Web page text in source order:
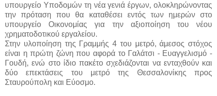
υπουργείο Υποδομών τη νέα γενιά έργων, ολοκληρώνοντας
την πρόταση που θα καταθέσει εντός των ημερών στο
υπουργείο Οικονομίας για την αξιοποίηση του νέου
χρηματοδοτικού εργαλείου.
Στην υλοποίηση της Γραμμής 4 του μετρό, άμεσος στόχος
είναι η πρώτη ζώνη που αφορά το Γαλάτσι - Ευαγγελισμό -
Γουδή, ενώ στο ίδιο πακέτο σχεδιάζονται να ενταχθούν και
δύο επεκτάσεις του μετρό της Θεσσαλονίκης προς
Σταυρούπολη και Εύοσμο.